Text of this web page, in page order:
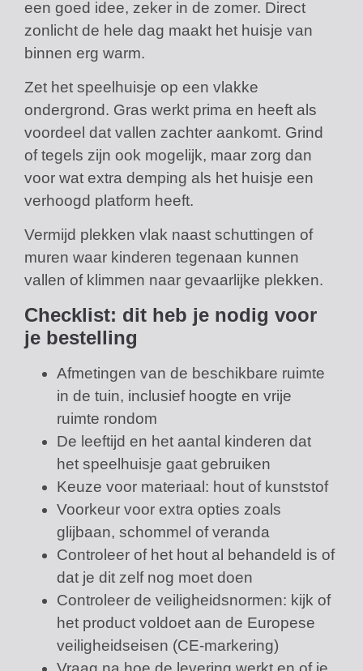
een goed idee, zeker in de zomer. Direct
zonlicht de hele dag maakt het huisje van
binnen erg warm.
Zet het speelhuisje op een vlakke
ondergrond. Gras werkt prima en heeft als
voordeel dat vallen zachter aankomt. Grind
of tegels zijn ook mogelijk, maar zorg dan
voor wat extra demping als het huisje een
verhoogd platform heeft.
Vermijd plekken vlak naast schuttingen of
muren waar kinderen tegenaan kunnen
vallen of klimmen naar gevaarlijke plekken.
Checklist: dit heb je nodig voor
je bestelling
Afmetingen van de beschikbare ruimte
in de tuin, inclusief hoogte en vrije
ruimte rondom
De leeftijd en het aantal kinderen dat
het speelhuisje gaat gebruiken
Keuze voor materiaal: hout of kunststof
Voorkeur voor extra opties zoals
glijbaan, schommel of veranda
Controleer of het hout al behandeld is of
dat je dit zelf nog moet doen
Controleer de veiligheidsnormen: kijk of
het product voldoet aan de Europese
veiligheidseisen (CE-markering)